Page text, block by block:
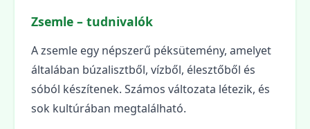
Zsemle – tudnivalók
A zsemle egy népszerű péksütemény, amelyet
általában búzalisztből, vízből, élesztőből és
sóból készítenek. Számos változata létezik, és
sok kultúrában megtalálható.